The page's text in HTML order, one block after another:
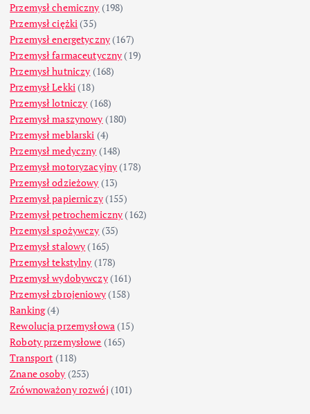
Przemysł chemiczny (198)
Przemysł ciężki (35)
Przemysł energetyczny (167)
Przemysł farmaceutyczny (19)
Przemysł hutniczy (168)
Przemysł Lekki (18)
Przemysł lotniczy (168)
Przemysł maszynowy (180)
Przemysł meblarski (4)
Przemysł medyczny (148)
Przemysł motoryzacyjny (178)
Przemysł odzieżowy (13)
Przemysł papierniczy(155)
Przemysł petrochemiczny (162)
Przemysł spożywczy (35)
Przemysł stalowy (165)
Przemysł tekstylny (178)
Przemysł wydobywczy(161)
Przemysł zbrojeniowy(158)
Ranking(4)
Rewolucja przemysłowa (15)
Roboty przemysłowe (165)
Transport (118)
Znane osoby (253)
Zrównoważony rozwój (101)